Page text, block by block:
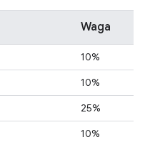
Waga
10%
10%
25%
10%